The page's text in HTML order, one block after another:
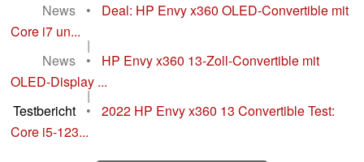
News
•
Deal: HP Envy x360 OLED-Convertible mit
Core i7 un...
|
News
•
HP Envy x360 13-Zoll-Convertible mit
OLED-Display ...
|
Testbericht
•
2022 HP Envy x360 13 Convertible Test:
Core i5-123...